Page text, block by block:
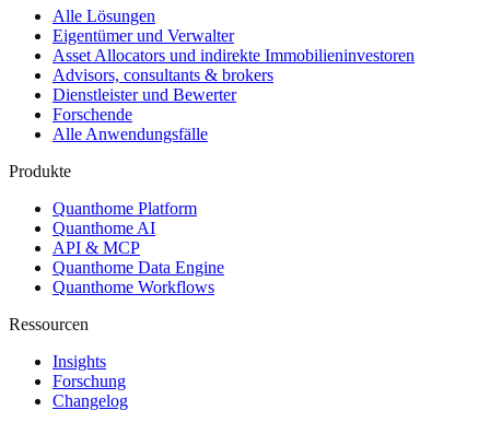
Alle Lösungen
Eigentümer und Verwalter
Asset Allocators und indirekte Immobilieninvestoren
Advisors, consultants & brokers
Dienstleister und Bewerter
Forschende
Alle Anwendungsfälle
Produkte
Quanthome Platform
Quanthome AI
API & MCP
Quanthome Data Engine
Quanthome Workflows
Ressourcen
Insights
Forschung
Changelog